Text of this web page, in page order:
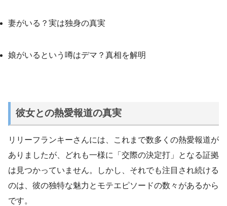
妻がいる？実は独身の真実
娘がいるという噂はデマ？真相を解明
彼女との熱愛報道の真実
リリーフランキーさんには、これまで数多くの熱愛報道が
ありましたが、どれも一様に「交際の決定打」となる証拠
は見つかっていません。しかし、それでも注目され続ける
のは、彼の独特な魅力とモテエピソードの数々があるから
です。